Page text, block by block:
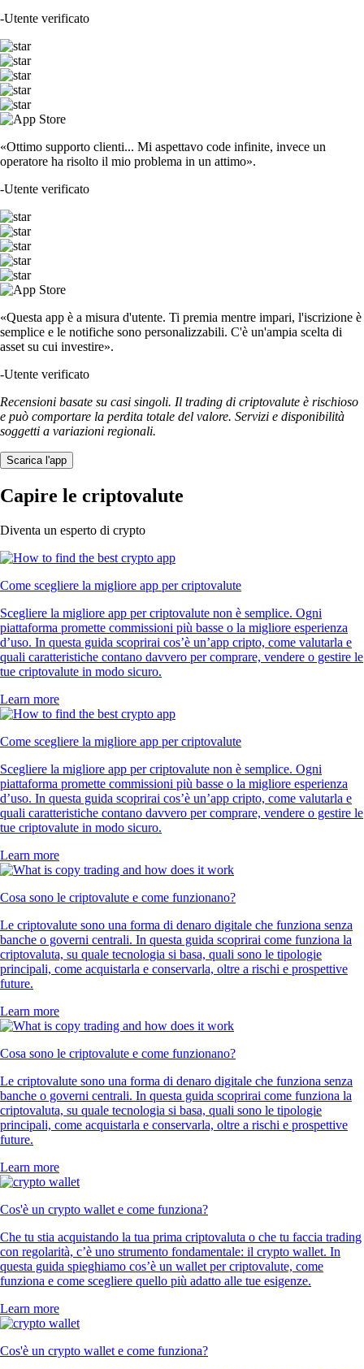
-Utente verificato
«Ottimo supporto clienti... Mi aspettavo code infinite, invece un
operatore ha risolto il mio problema in un attimo».
-Utente verificato
«Questa app è a misura d'utente. Ti premia mentre impari, l'iscrizione è
semplice e le notifiche sono personalizzabili. C'è un'ampia scelta di
asset su cui investire».
-Utente verificato
Recensioni basate su casi singoli. Il trading di criptovalute è rischioso
e può comportare la perdita totale del valore. Servizi e disponibilità
soggetti a variazioni regionali.
Scarica l'app
Capire le criptovalute
Diventa un esperto di crypto
Come scegliere la migliore app per criptovalute
Scegliere la migliore app per criptovalute non è semplice. Ogni
piattaforma promette commissioni più basse o la migliore esperienza
d’uso. In questa guida scoprirai cos’è un’app cripto, come valutarla e
quali caratteristiche contano davvero per comprare, vendere o gestire le
tue criptovalute in modo sicuro.
Learn more
Come scegliere la migliore app per criptovalute
Scegliere la migliore app per criptovalute non è semplice. Ogni
piattaforma promette commissioni più basse o la migliore esperienza
d’uso. In questa guida scoprirai cos’è un’app cripto, come valutarla e
quali caratteristiche contano davvero per comprare, vendere o gestire le
tue criptovalute in modo sicuro.
Learn more
Cosa sono le criptovalute e come funzionano?
Le criptovalute sono una forma di denaro digitale che funziona senza
banche o governi centrali. In questa guida scoprirai come funziona la
criptovaluta, su quale tecnologia si basa, quali sono le tipologie
principali, come acquistarla e conservarla, oltre a rischi e prospettive
future.
Learn more
Cosa sono le criptovalute e come funzionano?
Le criptovalute sono una forma di denaro digitale che funziona senza
banche o governi centrali. In questa guida scoprirai come funziona la
criptovaluta, su quale tecnologia si basa, quali sono le tipologie
principali, come acquistarla e conservarla, oltre a rischi e prospettive
future.
Learn more
Cos'è un crypto wallet e come funziona?
Che tu stia acquistando la tua prima criptovaluta o che tu faccia trading
con regolarità, c’è uno strumento fondamentale: il crypto wallet. In
questa guida spieghiamo cos’è un wallet per criptovalute, come
funziona e come scegliere quello più adatto alle tue esigenze.
Learn more
Cos'è un crypto wallet e come funziona?